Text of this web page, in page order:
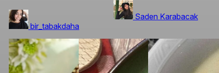
bir_tabakdaha
Saden Karabacak